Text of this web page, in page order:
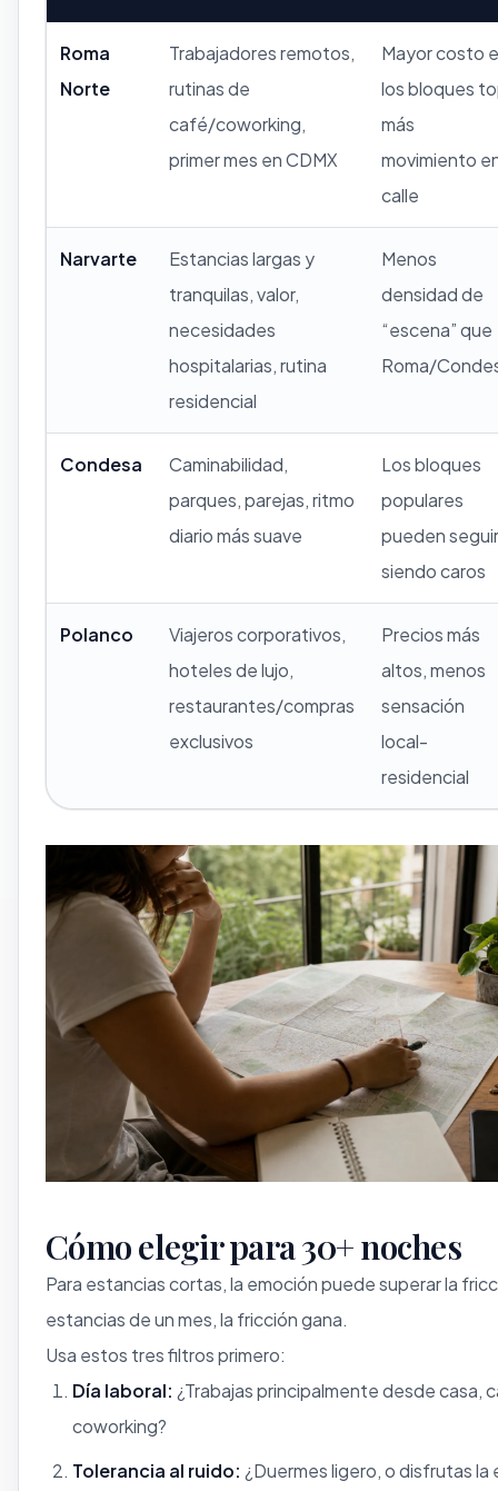
Roma
Norte
Trabajadores remotos,
rutinas de
café/coworking,
primer mes en CDMX
Mayor costo
los bloques
más
movimiento
calle
Narvarte
Estancias largas y
tranquilas, valor,
necesidades
hospitalarias, rutina
residencial
Menos
densidad de
“escena” que
Roma/
Condesa
Caminabilidad,
parques, parejas, ritmo
diario más suave
Los bloques
populares
pueden seguir
siendo caros
Polanco
Viajeros corporativos,
hoteles de lujo,
restaurantes/compras
exclusivos
Precios más
altos, menos
sensación
local-
residencial
Cómo elegir para 30+ noches
Para estancias cortas, la emoción puede superar la
estancias de un mes, la fricción gana.
Usa estos tres filtros primero:
Día laboral: ¿Trabajas principalmente desde casa,
coworking?
Tolerancia al ruido: ¿Duermes ligero, o disfrutas la